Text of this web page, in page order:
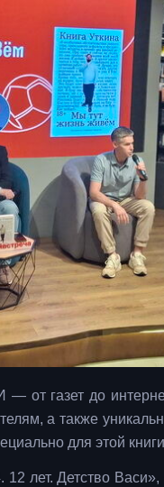
от газет до
а также
для этой
лет. Детство